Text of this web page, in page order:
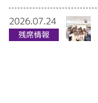
2026.07.24
残席情報